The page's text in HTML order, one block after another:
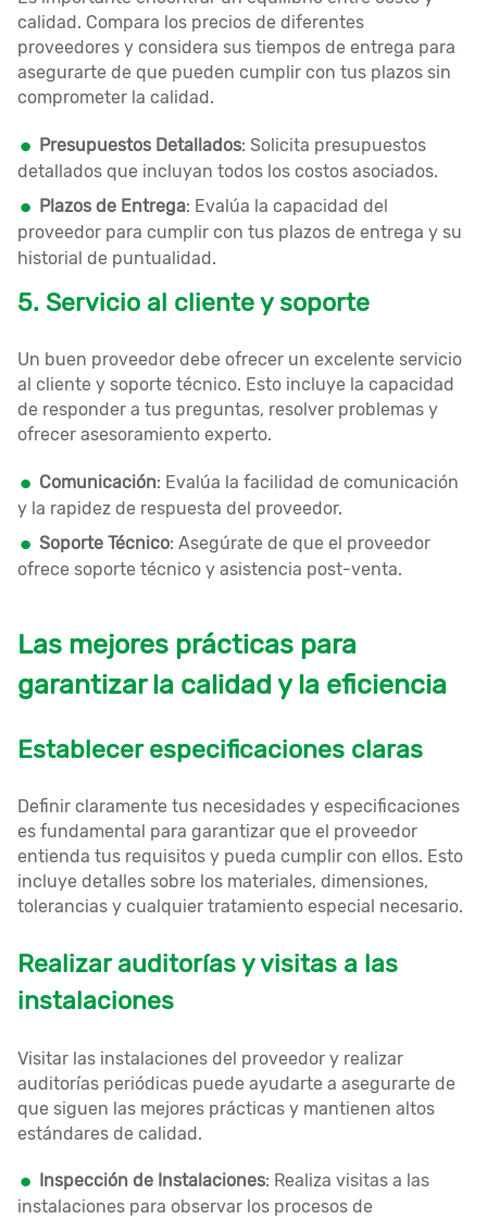
calidad. Compara los precios de diferentes
proveedores y considera sus tiempos de entrega para
asegurarte de que pueden cumplir con tus plazos sin
comprometer la calidad.
Presupuestos Detallados: Solicita presupuestos
detallados que incluyan todos los costos asociados.
Plazos de Entrega: Evalúa la capacidad del
proveedor para cumplir con tus plazos de entrega y su
historial de puntualidad.
5. Servicio al cliente y soporte
Un buen proveedor debe ofrecer un excelente servicio
al cliente y soporte técnico. Esto incluye la capacidad
de responder a tus preguntas, resolver problemas y
ofrecer asesoramiento experto.
Comunicación: Evalúa la facilidad de comunicación
y la rapidez de respuesta del proveedor.
Soporte Técnico: Asegúrate de que el proveedor
ofrece soporte técnico y asistencia post-venta.
Las mejores prácticas para
garantizar la calidad y la eficiencia
Establecer especificaciones claras
Definir claramente tus necesidades y especificaciones
es fundamental para garantizar que el proveedor
entienda tus requisitos y pueda cumplir con ellos. Esto
incluye detalles sobre los materiales, dimensiones,
tolerancias y cualquier tratamiento especial necesario.
Realizar auditorías y visitas a las
instalaciones
Visitar las instalaciones del proveedor y realizar
auditorías periódicas puede ayudarte a asegurarte de
que siguen las mejores prácticas y mantienen altos
estándares de calidad.
Inspección de Instalaciones: Realiza visitas a las
instalaciones para observar los procesos de